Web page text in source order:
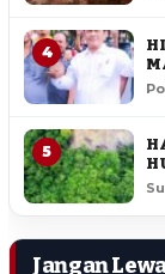
4
5
Jangan